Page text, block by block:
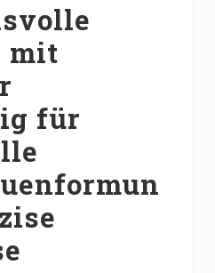
mit
für